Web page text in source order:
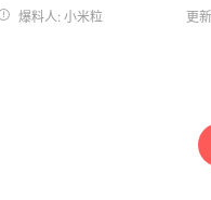
爆料人: 小米粒 更